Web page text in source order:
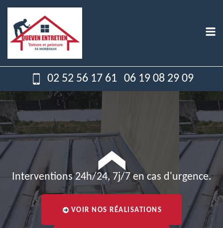
02 52 56 17 61 06 19 08 29 09
Interventions 24h/24, 7j/7 en cas d'urgence.
VOIR NOS RÉALISATIONS